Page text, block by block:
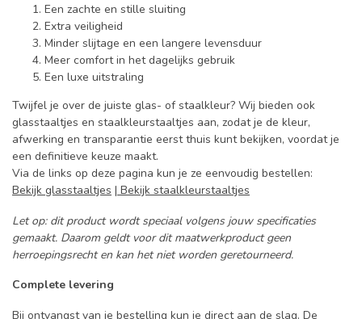
Een zachte en stille sluiting
Extra veiligheid
Minder slijtage en een langere levensduur
Meer comfort in het dagelijks gebruik
Een luxe uitstraling
Twijfel je over de juiste glas- of staalkleur? Wij bieden ook
glasstaaltjes en staalkleurstaaltjes aan, zodat je de kleur,
afwerking en transparantie eerst thuis kunt bekijken, voordat je
een definitieve keuze maakt.
Via de links op deze pagina kun je ze eenvoudig bestellen:
Bekijk glasstaaltjes | Bekijk staalkleurstaaltjes
Let op: dit product wordt speciaal volgens jouw specificaties
gemaakt. Daarom geldt voor dit maatwerkproduct geen
herroepingsrecht en kan het niet worden geretourneerd.
Complete levering
Bij ontvangst van je bestelling kun je direct aan de slag. De